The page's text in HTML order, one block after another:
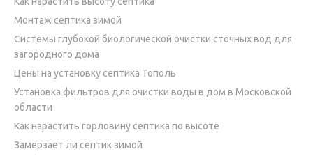
Монтаж септика зимой
Системы глубокой биологической очистки сточных вод для
загородного дома
Цены на установку септика Тополь
Установка фильтров для очистки воды в дом в Московской
области
Как нарастить горловину септика по высоте
Замерзает ли септик зимой